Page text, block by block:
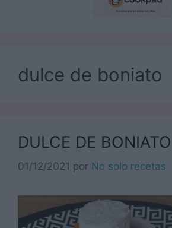
dulce de boniato
DULCE DE BONIATO
01/12/2021 por No solo recetas